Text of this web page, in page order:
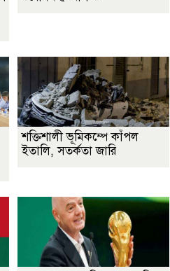
শক্তিশালী ভূমিকম্পে কাঁপল
ইতালি, সতর্কতা জারি